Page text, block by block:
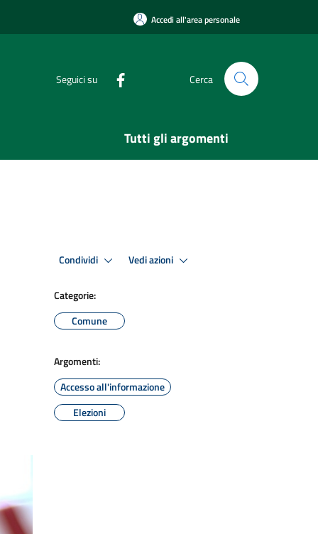
Accedi all'area personale
Seguici su Cerca
Tutti gli argomenti
Condividi Vedi azioni
Categorie:
Comune
Argomenti:
Accesso all'informazione
Elezioni